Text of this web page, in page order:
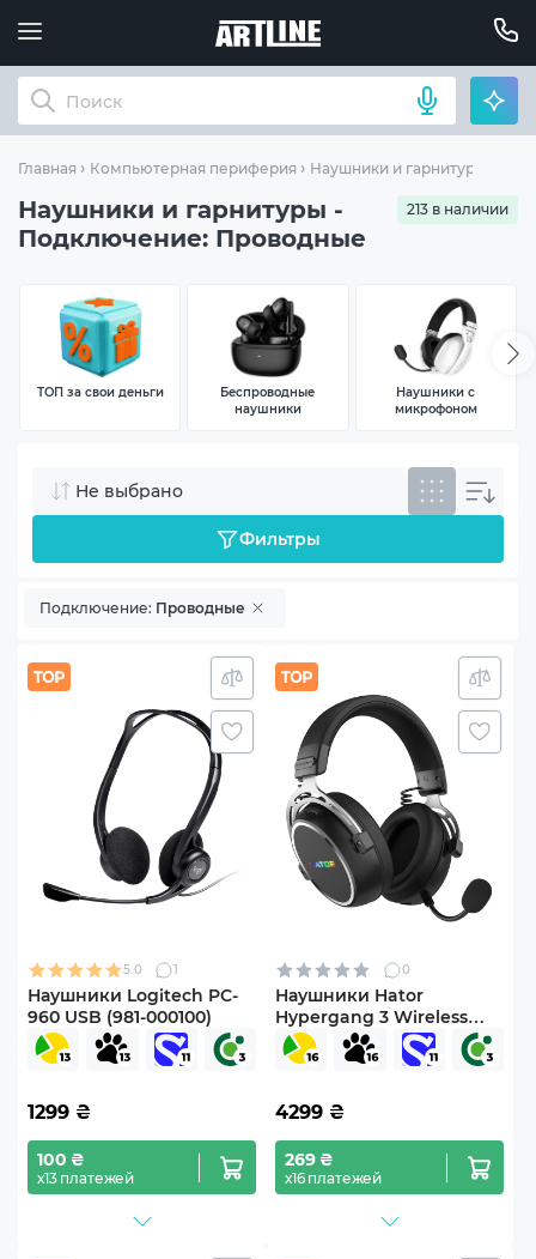
Главная Компьютерная периферия Наушники и гарнитуры
Наушники и гарнитуры -
Подключение: Проводные
213 в наличии
ТОП за свои деньги
Беспроводные
наушники
Наушники с
микрофоном
Не выбрано
Фильтры
Подключение: Проводные
5.0 1
Наушники Logitech PC-
960 USB (981-000100)
1299 ₴
100 ₴
х13 платежей
0
Наушники Hator
Hypergang 3 Wireless
Black (ESH55)
4299 ₴
269 ₴
х16 платежей